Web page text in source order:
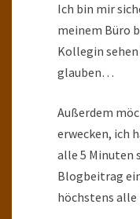
Ich bin mir
meinem Büro
Kollegin
glauben…
Außerdem
erwecken, ich
alle 5 Minuten
Blogbeitrag
höchstens alle